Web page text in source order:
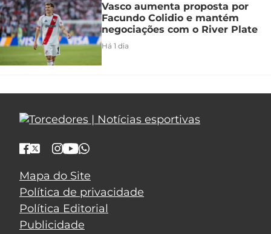
Vasco aumenta proposta por
Facundo Colidio e mantém
negociações com o River Plate
Há 1 dia
Mapa do Site
Política de privacidade
Política Editorial
Publicidade